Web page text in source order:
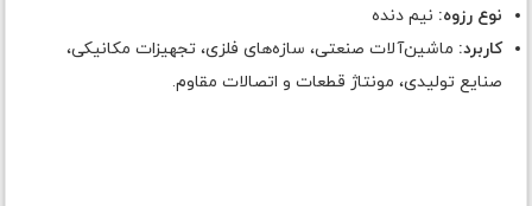
نوع رزوه: نیم دنده
کاربرد: ماشین‌آلات صنعتی، سازه‌های فلزی، تجهیزات مکانیکی،
صنایع تولیدی، مونتاژ قطعات و اتصالات مقاوم.